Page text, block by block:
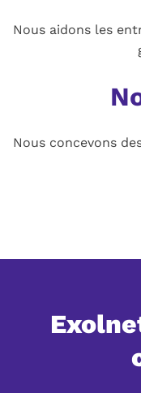
Nous aidons les
Nous concevons